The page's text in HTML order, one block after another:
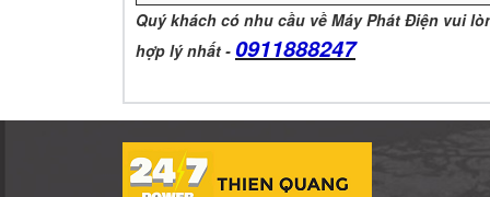
Quý khách có nhu cầu về Máy Phát Điện vui
hợp lý nhất - 0911888247